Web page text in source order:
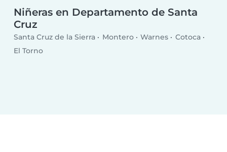
Niñeras en Departamento de Santa
Cruz
Santa Cruz de la Sierra Montero Warnes
Cotoca
El Torno